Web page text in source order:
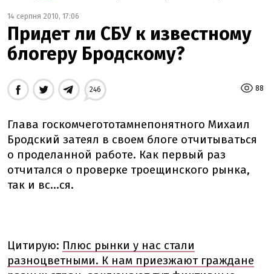
14 серпня 2010, 17:06
Придет ли СБУ к известному
блогеру Бродскому?
88
246
Глава госкомчегототамнепонятного Михаил
Бродский затеял в своем блоге отчитываться
о проделанной работе. Как первый раз
отчитался о проверке троещинского рынка,
так и вс...ся.
Цитирую: Плюс рынки у нас стали
разноцветными. К нам приезжают граждане